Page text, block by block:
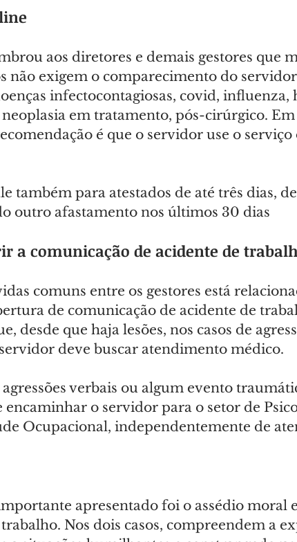
aos diretores e demais gestores que
não exigem o comparecimento do
infectocontagiosas, covid, influenza,
em tratamento, pós-cirúrgico. Em
é que o servidor use o
também para atestados de até três dias,
outro afastamento nos últimos 30 dias
a comunicação de acidente de
comuns entre os gestores está
de comunicação de acidente de
desde que haja lesões, nos casos de
deve buscar atendimento médico.
agressões verbais ou algum evento
encaminhar o servidor para o setor de
Ocupacional, independentemente de
apresentado foi o assédio moral
Nos dois casos, compreendem a